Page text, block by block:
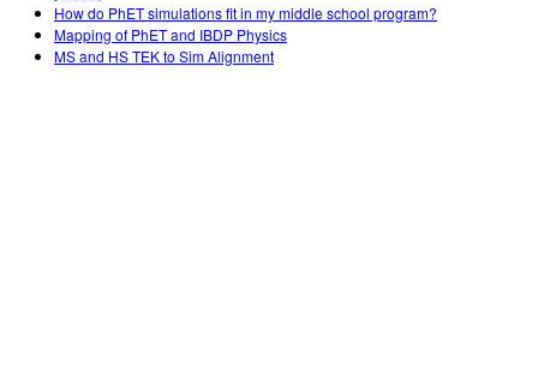
How do PhET simulations fit in my middle school program?
Mapping of PhET and IBDP Physics
MS and HS TEK to Sim Alignment